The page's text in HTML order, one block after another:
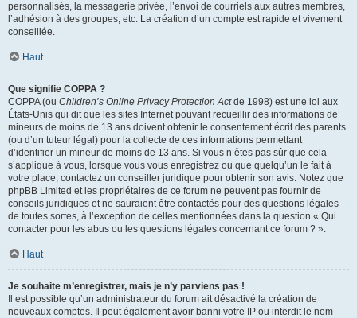
personnalisés, la messagerie privée, l’envoi de courriels aux autres membres,
l’adhésion à des groupes, etc. La création d’un compte est rapide et vivement
conseillée.
Haut
Que signifie COPPA ?
COPPA (ou Children’s Online Privacy Protection Actde 1998) est une loi aux
États-Unis qui dit que les sites Internet pouvant recueillir des informations de
mineurs de moins de 13 ans doivent obtenir le consentement écrit des parents
(ou d’un tuteur légal) pour la collecte de ces informations permettant
d’identifier un mineur de moins de 13 ans. Si vous n’êtes pas sûr que cela
s’applique à vous, lorsque vous vous enregistrez ou que quelqu’un le fait à
votre place, contactez un conseiller juridique pour obtenir son avis. Notez que
phpBB Limited et les propriétaires de ce forum ne peuvent pas fournir de
conseils juridiques et ne sauraient être contactés pour des questions légales
de toutes sortes, à l’exception de celles mentionnées dans la question « Qui
contacter pour les abus ou les questions légales concernant ce forum ? ».
Haut
Je souhaite m’enregistrer, mais je n’y parviens pas !
Il est possible qu’un administrateur du forum ait désactivé la création de
nouveaux comptes. Il peut également avoir banni votre IP ou interdit le nom